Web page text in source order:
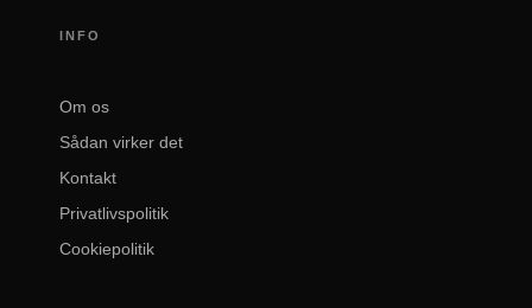
INFO
Om os
Sådan virker det
Kontakt
Privatlivspolitik
Cookiepolitik